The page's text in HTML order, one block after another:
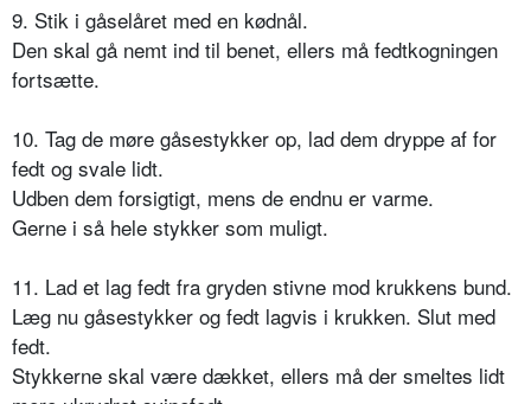
9. Stik i gåselåret med en kødnål.
Den skal gå nemt ind til benet, ellers må fedtkogningen
fortsætte.
10. Tag de møre gåsestykker op, lad dem dryppe af for
fedt og svale lidt.
Udben dem forsigtigt, mens de endnu er varme.
Gerne i så hele stykker som muligt.
11. Lad et lag fedt fra gryden stivne mod krukkens bund.
Læg nu gåsestykker og fedt lagvis i krukken. Slut med
fedt.
Stykkerne skal være dækket, ellers må der smeltes lidt